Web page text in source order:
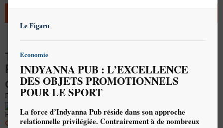
Le Figaro
Economie
INDYANNA PUB : L’EXCELLENCE
DES OBJETS PROMOTIONNELS
POUR LE SPORT
La force d’Indyanna Pub réside dans son approche
relationnelle privilégiée. Contrairement à de nombreux
T-SHIRT MANCHES LONGUES
PERSONNALISÉ
Coupe unisexe - 100% polyester
REF : F11
HT, marquage 1 couleur / 1 position inclus
Ces tarifs sont susceptibles d'évoluer à tout moment en